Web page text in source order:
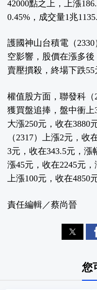
42000點之上，上漲
0.45%，成交量1兆
護國神山台積電（
空影響，股價在漲多
賣壓摜殺，終場下跌55
權值股方面，聯發科
獲買盤追捧，盤中衝
大漲250元，收在3880
（2317）上漲2元，收
3元，收在343.5元，漲
漲45元，收在2245元，
上漲100元，收在4850
責任編輯／蔡尚晉
您